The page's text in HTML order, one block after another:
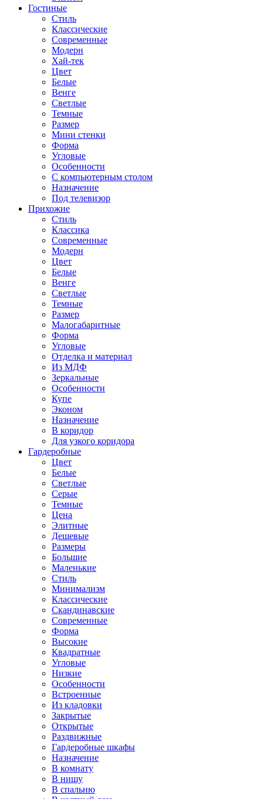
Гостиные
Стиль
Классические
Современные
Модерн
Хай-тек
Цвет
Белые
Венге
Светлые
Темные
Размер
Мини стенки
Форма
Угловые
Особенности
С компьютерным столом
Назначение
Под телевизор
Прихожие
Стиль
Классика
Современные
Модерн
Цвет
Белые
Венге
Светлые
Темные
Размер
Малогабаритные
Форма
Угловые
Отделка и материал
Из МДФ
Зеркальные
Особенности
Купе
Эконом
Назначение
В коридор
Для узкого коридора
Гардеробные
Цвет
Белые
Светлые
Серые
Темные
Цена
Элитные
Дешевые
Размеры
Большие
Маленькие
Стиль
Минимализм
Классические
Скандинавские
Современные
Форма
Высокие
Квадратные
Угловые
Низкие
Особенности
Встроенные
Из кладовки
Закрытые
Открытые
Раздвижные
Гардеробные шкафы
Назначение
В комнату
В нишу
В спальню